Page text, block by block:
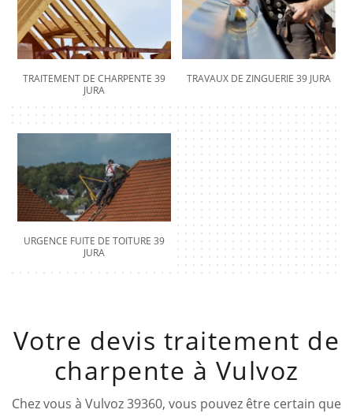
TRAITEMENT DE CHARPENTE 39
JURA
TRAVAUX DE ZINGUERIE 39 JURA
URGENCE FUITE DE TOITURE 39
JURA
Votre devis traitement de
charpente à Vulvoz
Chez vous à Vulvoz 39360, vous pouvez être certain que